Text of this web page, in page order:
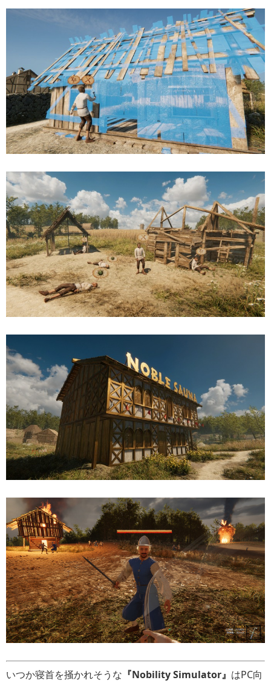
いつか寝首を掻かれそうな 『Nobility Simulator』 はPC向